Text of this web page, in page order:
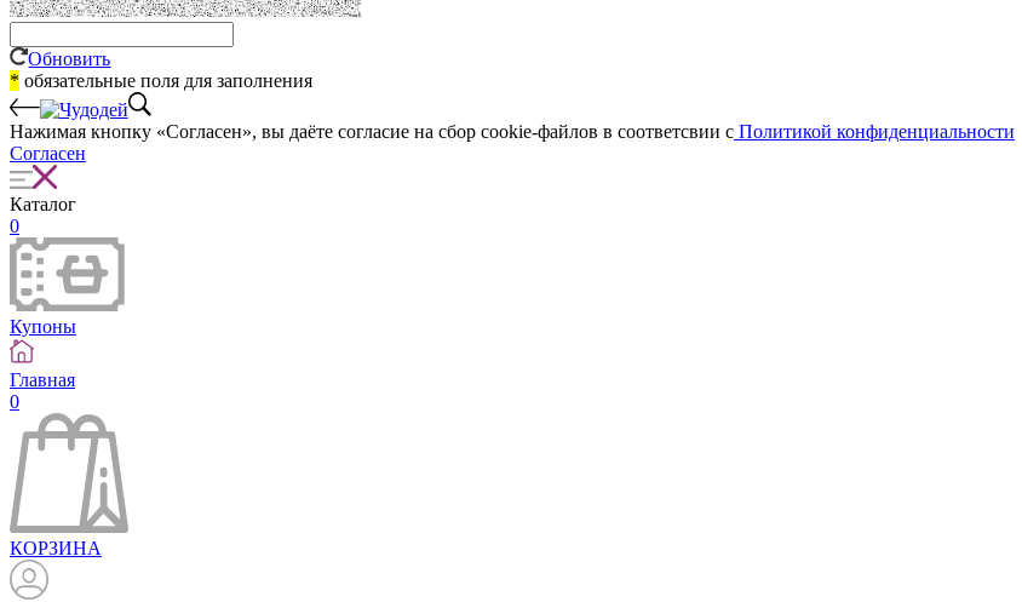
Обновить
* обязательные поля для заполнения
Нажимая кнопку «Согласен», вы даёте cогласие на сбор cookie-файлов в соответсвии с Политикой конфиденциальности
Согласен
Каталог
0
Купоны
Главная
0
КОРЗИНА